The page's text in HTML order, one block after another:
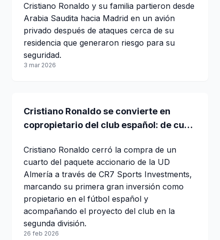
Cristiano Ronaldo y su familia partieron desde
Arabia Saudita hacia Madrid en un avión
privado después de ataques cerca de su
residencia que generaron riesgo para su
seguridad.
3 mar 2026
Cristiano Ronaldo se convierte en
copropietario del club español: de cuál
Cristiano Ronaldo cerró la compra de un
cuarto del paquete accionario de la UD
Almería a través de CR7 Sports Investments,
marcando su primera gran inversión como
propietario en el fútbol español y
acompañando el proyecto del club en la
segunda división.
26 feb 2026